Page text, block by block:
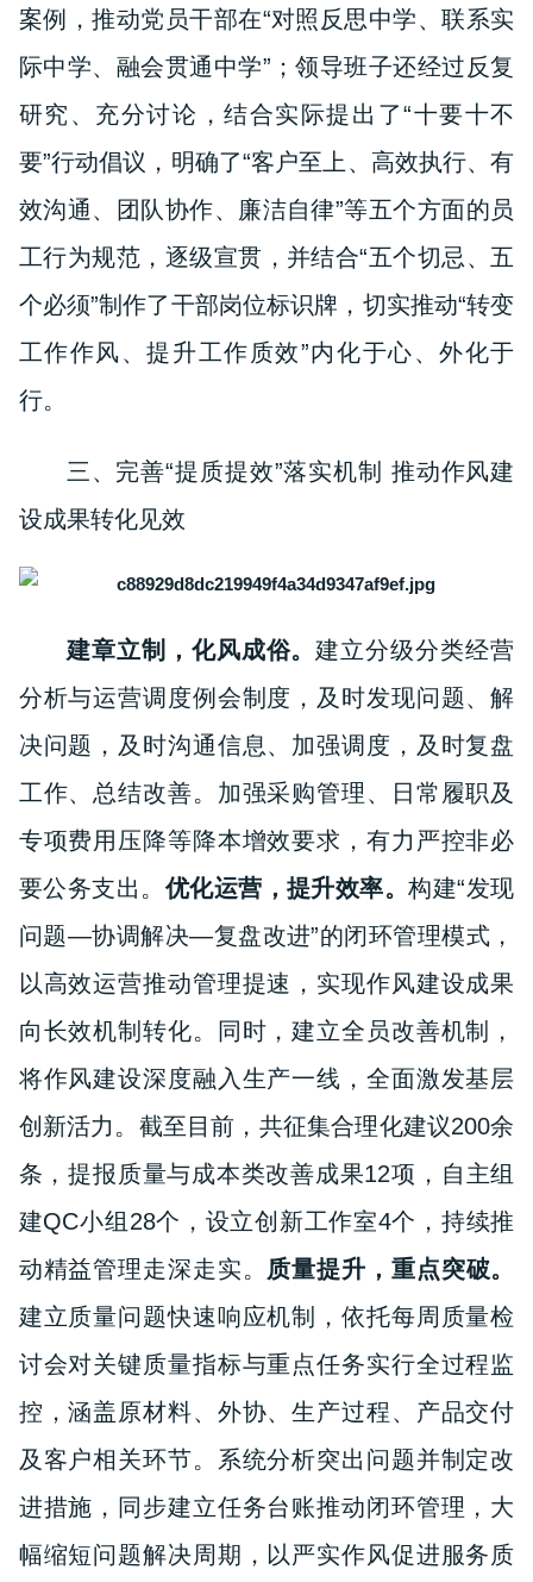
案例，推动党员干部在“对照反思中学、联系实
际中学、融会贯通中学”；领导班子还经过反复
研究、充分讨论，结合实际提出了“十要十不
要”行动倡议， 明确了“客户至上、高效执行、有
效沟通、团队协作、廉洁自律”等五个方面的员
工行为规范，逐级宣贯，并结合“五个切忌、五
个必须”制作了干部岗位标识牌，切实推动“转变
工作作风、提升工作质效”内化于心、外化于
行。
三、完善“提质提效”落实机制 推动作风建
设成果转化见效
建章立制，化风成俗。建立分级分类经营
分析与运营调度例会制度，及时发现问题、解
决问题，及时沟通信息、加强调度，及时复盘
工作、总结改善。加强采购管理、日常履职及
专项费用压降等降本增效要求，有力严控非必
要公务支出。优化运营，提升效率。构建“发现
问题—协调解决—复盘改进”的闭环管理模式，
以高效运营推动管理提速，实现作风建设成果
向长效机制转化。同时，建立全员改善机制，
将作风建设深度融入生产一线，全面激发基层
创新活力。截至目前，共征集合理化建议200余
条，提报质量与成本类改善成果12项，自主组
建QC小组28个，设立创新工作室4个，持续推
动精益管理走深走实。 质量提升 ， 重点突破。
建立质量问题快速响应机制，依托每周质量检
讨会对关键质量指标与重点任务实行全过程监
控，涵盖原材料、外协、生产过程、产品交付
及客户相关环节。系统分析突出问题并制定改
进措施，同步建立任务台账推动闭环管理，大
幅缩短问题解决周期，以严实作风促进服务质